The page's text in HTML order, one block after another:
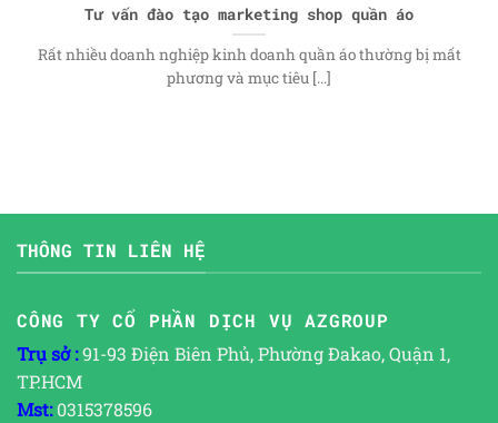
Tư vấn đào tạo marketing shop quần áo
Rất nhiều doanh nghiệp kinh doanh quần áo thường bị mất
phương và mục tiêu [...]
THÔNG TIN LIÊN HỆ
CÔNG TY CỔ PHẦN DỊCH VỤ AZGROUP
Trụ sở :91-93 Điện Biên Phủ, Phường Đakao, Quận 1,
TP.HCM
Mst:0315378596